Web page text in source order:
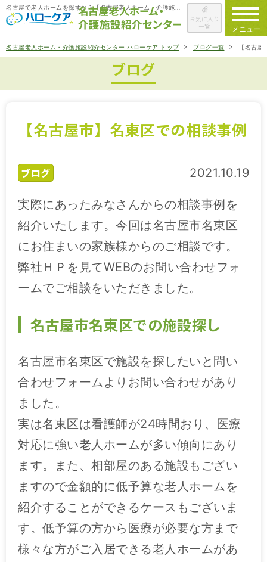
メニュー
お気に入り
一覧
ハローケアに
ご入居までの
会社概要
お役立ち情報一覧
施設特集一覧
ブログ一覧
お気に入り一覧
名古屋老人ホーム・介護施設紹介センター ハローケア トップ ブログ一覧 【名古
ブログ
【名古屋市】名東区での相談事例
ブログ 2021.10.19
実際にあったみなさんからの相談事例を
紹介いたします。今回は名古屋市名東区
にお住まいの家族様からのご相談です。
弊社ＨＰを見てWEBのお問い合わせフォ
ームでご相談をいただきました。
名古屋市名東区での施設探し
名古屋市名東区で施設を探したいと問い
合わせフォームよりお問い合わせがあり
ました。
実は名東区は看護師が24時間おり、医療
対応に強い老人ホームが多い傾向にあり
ます。また、相部屋のある施設もござい
ますので金額的に低予算な老人ホームを
紹介することができるケースもございま
す。低予算の方から医療が必要な方まで
様々な方がご入居できる老人ホームがあ